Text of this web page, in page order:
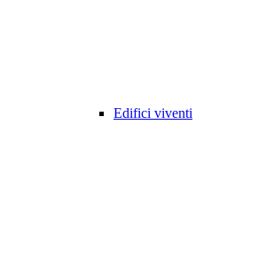
Edifici viventi